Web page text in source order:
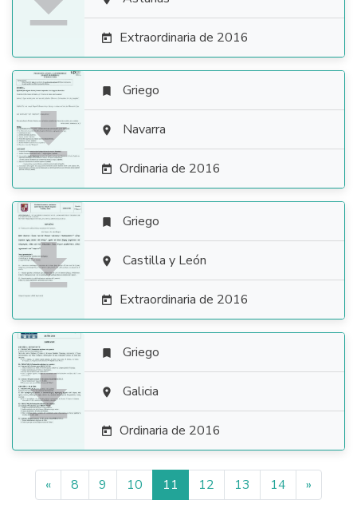
 Extraordinaria de 2016

 Griego
 Navarra
 Ordinaria de 2016

 Griego
 Castilla y León
 Extraordinaria de 2016

 Griego
 Galicia
 Ordinaria de 2016
« 8 9 10 11 12 13 14 »